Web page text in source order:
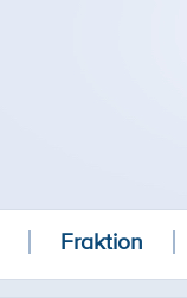
Fraktion